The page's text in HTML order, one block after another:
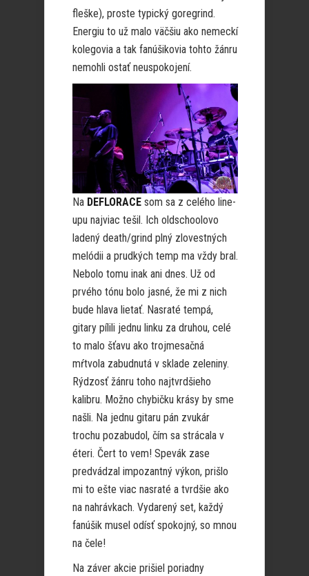
fleške), proste typický goregrind.
Energiu to už malo väčšiu ako nemeckí
kolegovia a tak fanúšikovia tohto žánru
nemohli ostať neuspokojení.
Na DEFLORACE som sa z celého line-
upu najviac tešil. Ich oldschoolovo
ladený death/grind plný zlovestných
melódii a prudkých temp ma vždy bral.
Nebolo tomu inak ani dnes. Už od
prvého tónu bolo jasné, že mi z nich
bude hlava lietať. Nasraté tempá,
gitary pílili jednu linku za druhou, celé
to malo šťavu ako trojmesačná
mŕtvola zabudnutá v sklade zeleniny.
Rýdzosť žánru toho najtvrdšieho
kalibru. Možno chybičku krásy by sme
našli. Na jednu gitaru pán zvukár
trochu pozabudol, čím sa strácala v
éteri. Čert to vem! Spevák zase
predvádzal impozantný výkon, prišlo
mi to ešte viac nasraté a tvrdšie ako
na nahrávkach. Vydarený set, každý
fanúšik musel odísť spokojný, so mnou
na čele!
Na záver akcie prišiel poriadny